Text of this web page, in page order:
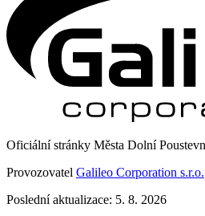
Oficiální stránky Města Dolní
Provozovatel Galileo Corporation s.r.o.
Poslední aktualizace: 5. 8. 2026